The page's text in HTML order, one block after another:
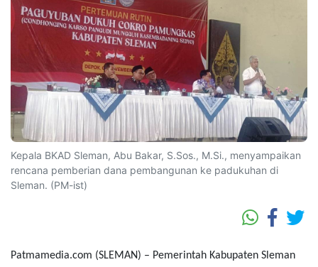
Kepala BKAD Sleman, Abu Bakar, S.Sos., M.Si., menyampaikan
rencana pemberian dana pembangunan ke padukuhan di
Sleman. (PM-ist)
Patmamedia.com (SLEMAN) – Pemerintah Kabupaten Sleman